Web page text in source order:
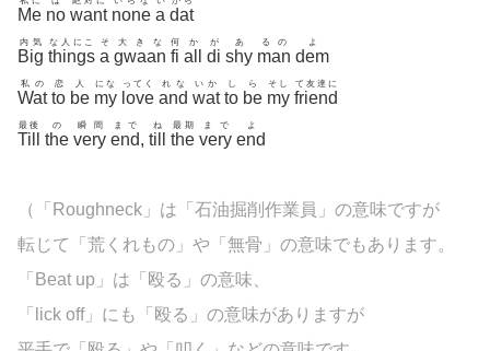
Me no want none a dat
Big
内気
things
な人にこ
a
そ
gwaan
大きな
fi
何
all
か
di
が
shy
あ
man
るの
dem
よ
Wat
私の
to
恋
be
人
my
にな
love
ってく
and
れな
wat
いか
to
し
be
ら
my
そし
friend
て友達に
Till
最後
the
の
very
瞬間
end
まで
, till
ね
the
最期
very
まで
end
よ
（「 Roughneck」は「石油掘削作業員」の意味ですが
転じて「荒くれもの」や「無骨」の意味でもあります。
「Beat up」は「殴る」の意味、
「lick off」にも「殴る」の意味がありますが